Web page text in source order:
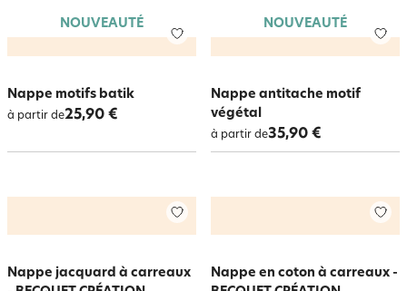
NOUVEAUTÉ
Nappe motifs batik
à partir de25,90 €
NOUVEAUTÉ
Nappe antitache motif
végétal
à partir de35,90 €
Nappe jacquard à carreaux
Nappe en coton à carreaux -